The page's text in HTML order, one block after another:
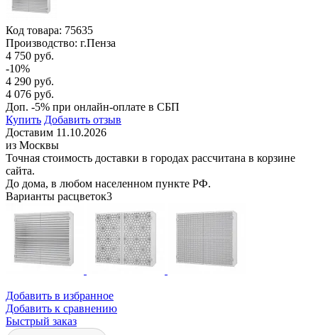
Код товара: 75635
Производство: г.Пенза
4 750 руб.
-10%
4 290 руб.
4 076 руб.
Доп. -5% при онлайн-оплате в СБП
Купить Добавить отзыв
Доставим 11.10.2026
из Москвы
Точная стоимость доставки в городах рассчитана в корзине
сайта.
До дома, в любом населенном пункте РФ.
Варианты расцветок3
Добавить в избранное
Добавить к сравнению
Быстрый заказ